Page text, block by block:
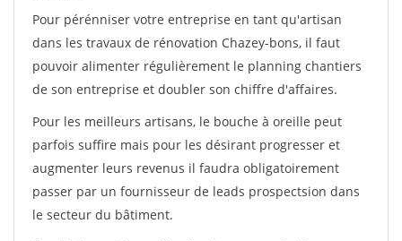
Pour pérénniser votre entreprise en tant qu'artisan
dans les travaux de rénovation Chazey-bons, il faut
pouvoir alimenter régulièrement le planning chantiers
de son entreprise et doubler son chiffre d'affaires.
Pour les meilleurs artisans, le bouche à oreille peut
parfois suffire mais pour les désirant progresser et
augmenter leurs revenus il faudra obligatoirement
passer par un fournisseur de leads prospectsion dans
le secteur du bâtiment.